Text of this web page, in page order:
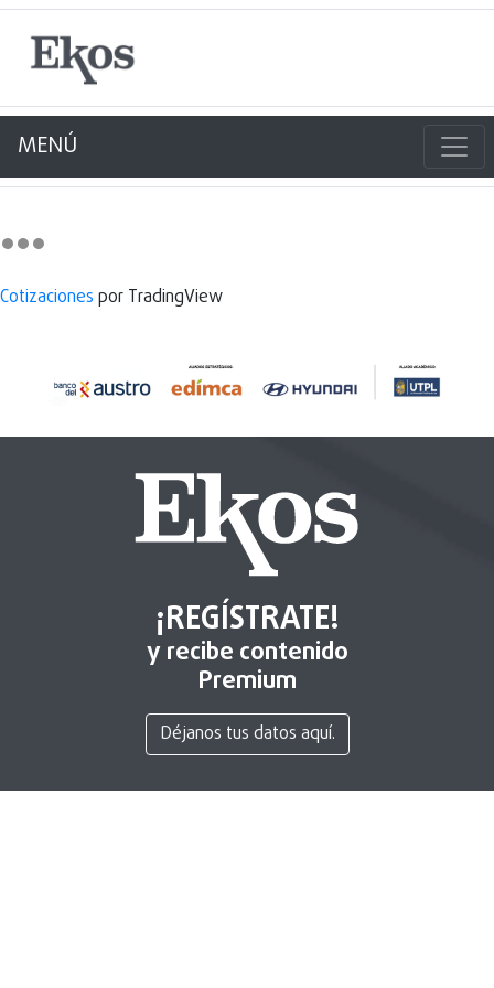
MENÚ
Cotizaciones por TradingView
¡REGÍSTRATE!
y recibe contenido
Premium
Déjanos tus datos aquí.